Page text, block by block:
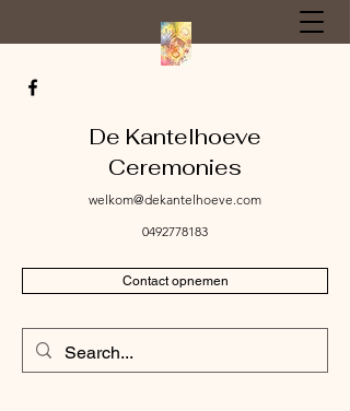
De Kantelhoeve
Ceremonies
welkom@dekantelhoeve.com
0492778183
Contact opnemen